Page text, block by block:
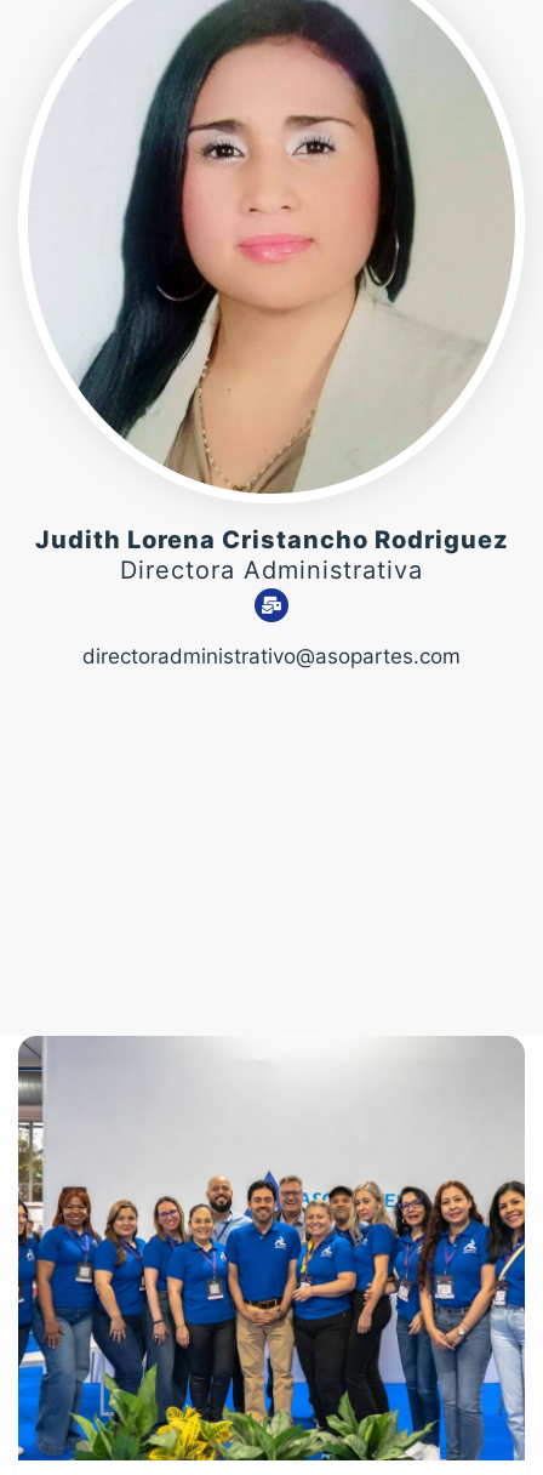
Judith Lorena Cristancho Rodriguez
Directora Administrativa
directoradministrativo@asopartes.com